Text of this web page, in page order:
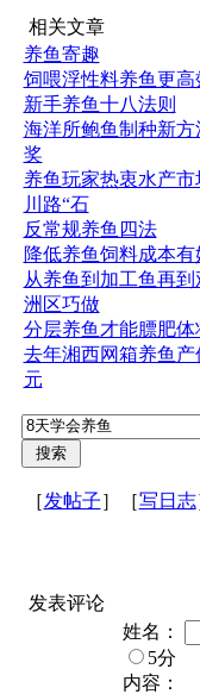
相关文章
养鱼寄趣
饲喂浮性料养鱼更高
新手养鱼十八法则
海洋所鲍鱼制种新方
奖
养鱼玩家热衷水产市
川路“石
反常规养鱼四法
降低养鱼饲料成本有
从养鱼到加工鱼再到
洲区巧做
分层养鱼才能膘肥体
去年湘西网箱养鱼产
元
［发帖子］［写日志
发表评论
姓名：
5分
内容：